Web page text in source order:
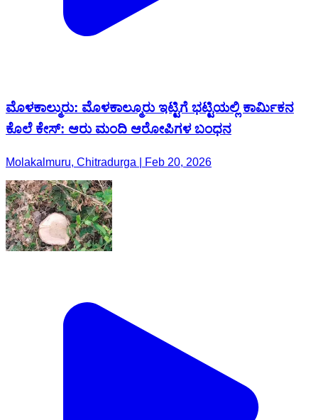
ಮೊಳಕಾಲ್ಮುರು: ಮೊಳಕಾಲ್ಮೂರು ಇಟ್ಟಿಗೆ ಭಟ್ಟಿಯಲ್ಲಿ ಕಾರ್ಮಿಕನ
ಕೊಲೆ ಕೇಸ್: ಆರು ಮಂದಿ ಆರೋಪಿಗಳ ಬಂಧನ
Molakalmuru, Chitradurga | Feb 20, 2026